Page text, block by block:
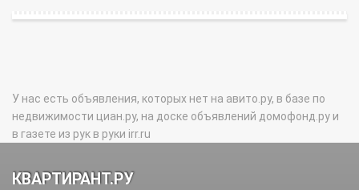
У нас есть объявления, которых нет на авито.ру, в базе по
недвижимости циан.ру, на доске объявлений домофонд.ру и
в газете из рук в руки irr.ru
КВАРТИРАНТ.РУ